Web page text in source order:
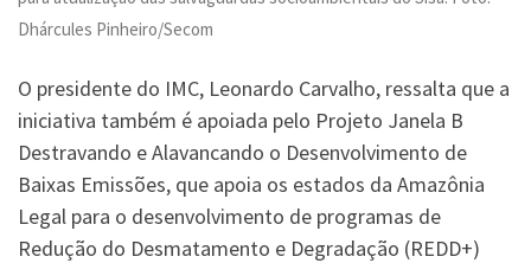
Dhárcules Pinheiro/Secom
O presidente do IMC, Leonardo Carvalho, ressalta que a
iniciativa também é apoiada pelo Projeto Janela B
Destravando e Alavancando o Desenvolvimento de
Baixas Emissões, que apoia os estados da Amazônia
Legal para o desenvolvimento de programas de
Redução do Desmatamento e Degradação (REDD+)